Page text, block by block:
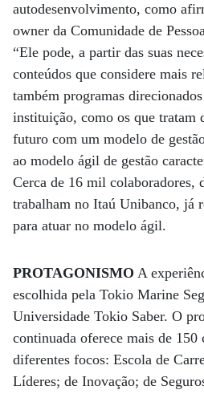
autodesenvolvimento, como
owner da Comunidade de
“Ele pode, a partir das suas
conteúdos que considere mais
também programas
instituição, como os que tratam
futuro com um modelo de
ao modelo ágil de gestão
Cerca de 16 mil colaboradores,
trabalham no Itaú Unibanco, já
para atuar no modelo ágil.
PROTAGONISMO A
escolhida pela Tokio Marine
Universidade Tokio Saber. O
continuada oferece mais de
diferentes focos: Escola de
Líderes; de Inovação; de